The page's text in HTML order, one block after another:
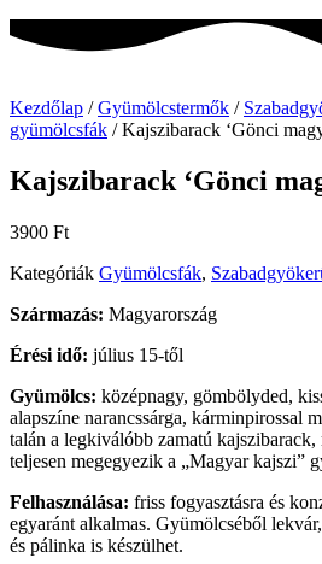
Kezdőlap /Gyümölcstermők /
gyümölcsfák / Kajszibarack ‘Gönci
Kajszibarack ‘Gönci
3900 Ft
Kategóriák Gyümölcsfák,
Származás: Magyarország
Érési idő: július 15-től
Gyümölcs: középnagy, gömbölyded,
alapszíne narancssárga, kárminpirossal
talán a legkiválóbb zamatú kajszibarack,
teljesen megegyezik a „Magyar kajszi”
Felhasználása: friss fogyasztásra és
egyaránt alkalmas. Gyümölcséből
és pálinka is készülhet.